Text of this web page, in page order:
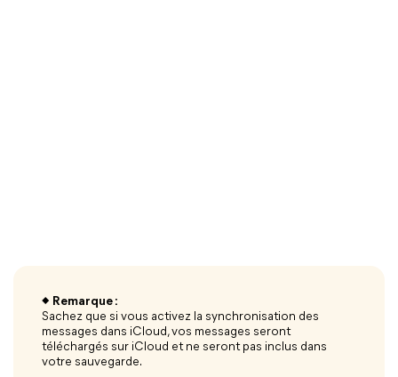
◆ Remarque :
Sachez que si vous activez la synchronisation des
messages dans iCloud, vos messages seront
téléchargés sur iCloud et ne seront pas inclus dans
votre sauvegarde.